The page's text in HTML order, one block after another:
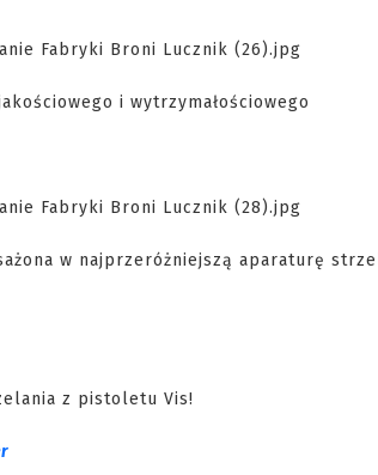
i wytrzymałościowego
w najprzeróżniejszą aparaturę
z pistoletu Vis!